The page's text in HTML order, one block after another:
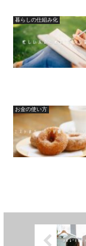
暮らしの仕組み化
お金の使い方